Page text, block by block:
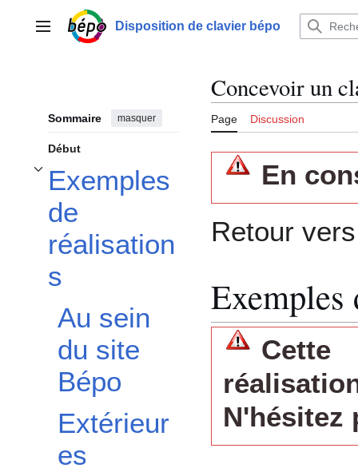
contenuMenu principalDisposition de clavier bépo
Sommaire masquer
Début
Exemples
de
réalisation
s
Afficher / masquer la sous-section Exemples de réalisations
Au sein
du site
Bépo
Extérieur
es
Concevoir un
Page Discussion
En
Retour
Exemples
Cette
N'hésitez